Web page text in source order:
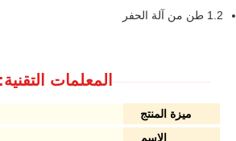
1.2 طن من آلة الحفر
المعلمات التقنية:
ميزة المنتج
الاسم